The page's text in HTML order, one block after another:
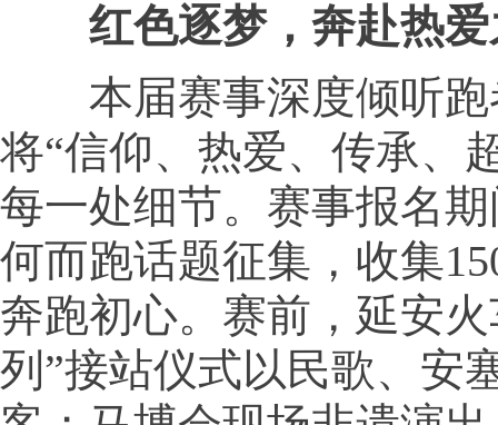
红色逐梦，奔赴热
本届赛事深度倾听跑
将“信仰、热爱、传承、
每一处细节。赛事报名
何而跑话题征集，收集
奔跑初心。赛前，延安
列”接站仪式以民歌、安